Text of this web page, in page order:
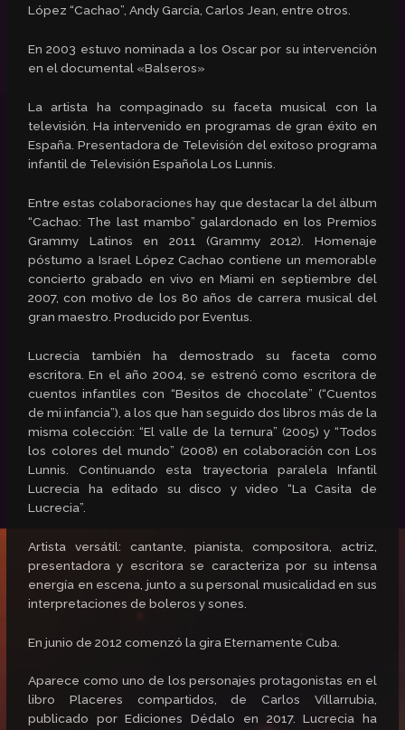
López “Cachao”, Andy García, Carlos Jean, entre otros.
En 2003 estuvo nominada a los Oscar por su intervención
en el documental «Balseros»
La artista ha compaginado su faceta musical con la
televisión. Ha intervenido en programas de gran éxito en
España. Presentadora de Televisión del exitoso programa
infantil de Televisión Española Los Lunnis.
Entre estas colaboraciones hay que destacar la del álbum
“Cachao: The last mambo” galardonado en los Premios
Grammy Latinos en 2011 (Grammy 2012). Homenaje
póstumo a Israel López Cachao contiene un memorable
concierto grabado en vivo en Miami en septiembre del
2007, con motivo de los 80 años de carrera musical del
gran maestro. Producido por Eventus.
Lucrecia también ha demostrado su faceta como
escritora. En el año 2004, se estrenó como escritora de
cuentos infantiles con “Besitos de chocolate” (“Cuentos
de mi infancia”), a los que han seguido dos libros más de la
misma colección: “El valle de la ternura” (2005) y “Todos
los colores del mundo” (2008) en colaboración con Los
Lunnis. Continuando esta trayectoria paralela Infantil
Lucrecia ha editado su disco y video “La Casita de
Lucrecia”.
Artista versátil: cantante, pianista, compositora, actriz,
presentadora y escritora se caracteriza por su intensa
energía en escena, junto a su personal musicalidad en sus
interpretaciones de boleros y sones.
En junio de 2012 comenzó la gira Eternamente Cuba.
Aparece como uno de los personajes protagonistas en el
libro Placeres compartidos, de Carlos Villarrubia,
publicado por Ediciones Dédalo en 2017. Lucrecia ha